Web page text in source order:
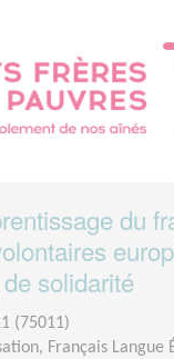
du
solidarité
(75011)
Français Langue